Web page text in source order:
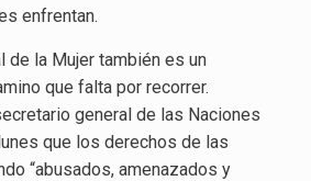
enfrentan.
de la Mujer también es un
que falta por recorrer.
general de las Naciones
que los derechos de las
“abusados, amenazados y